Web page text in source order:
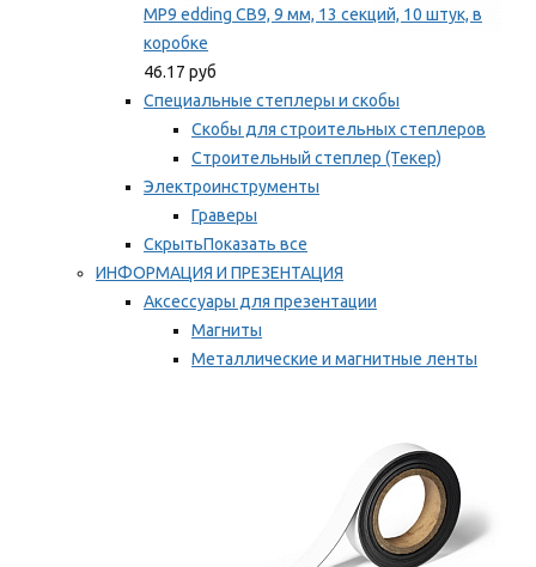
MP9 edding CB9, 9 мм, 13 секций, 10 штук, в
коробке
46.17 руб
Специальные степлеры и скобы
Скобы для строительных степлеров
Строительный степлер (Текер)
Электроинструменты
Граверы
СкрытьПоказать все
ИНФОРМАЦИЯ И ПРЕЗЕНТАЦИЯ
Аксессуары для презентации
Магниты
Металлические и магнитные ленты